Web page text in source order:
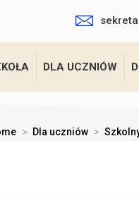
DLA UCZNIÓW
> Dla uczniów >